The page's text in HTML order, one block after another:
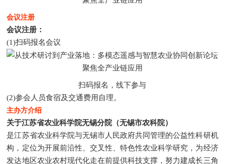
会议注册
会议注册：
(1)扫码报名会议
扫码报名，线下参与
(2)参会人员食宿及交通费用自理。
主办方介绍
关于江苏省农业科学院无锡分院（无锡市农科院）
是江苏省农业科学院与无锡市人民政府共同管理的公益性科研机
构，定位为开展前沿性、交叉性、特色性农业科学研究，为经济
发达地区农业农村现代化走在前提供科技支撑，努力建成长三角